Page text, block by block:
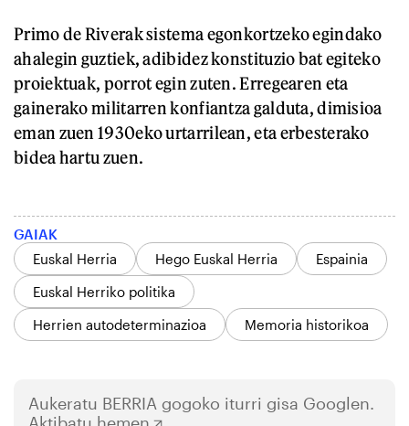
Primo de Riverak sistema egonkortzeko egindako
ahalegin guztiek, adibidez konstituzio bat egiteko
proiektuak, porrot egin zuten. Erregearen eta
gainerako militarren konfiantza galduta, dimisioa
eman zuen 1930eko urtarrilean, eta erbesterako
bidea hartu zuen.
GAIAK
Euskal Herria
Hego Euskal Herria
Espainia
Euskal Herriko politika
Herrien autodeterminazioa
Memoria historikoa
Aukeratu BERRIA gogoko iturri gisa Googlen.
Aktibatu hemen